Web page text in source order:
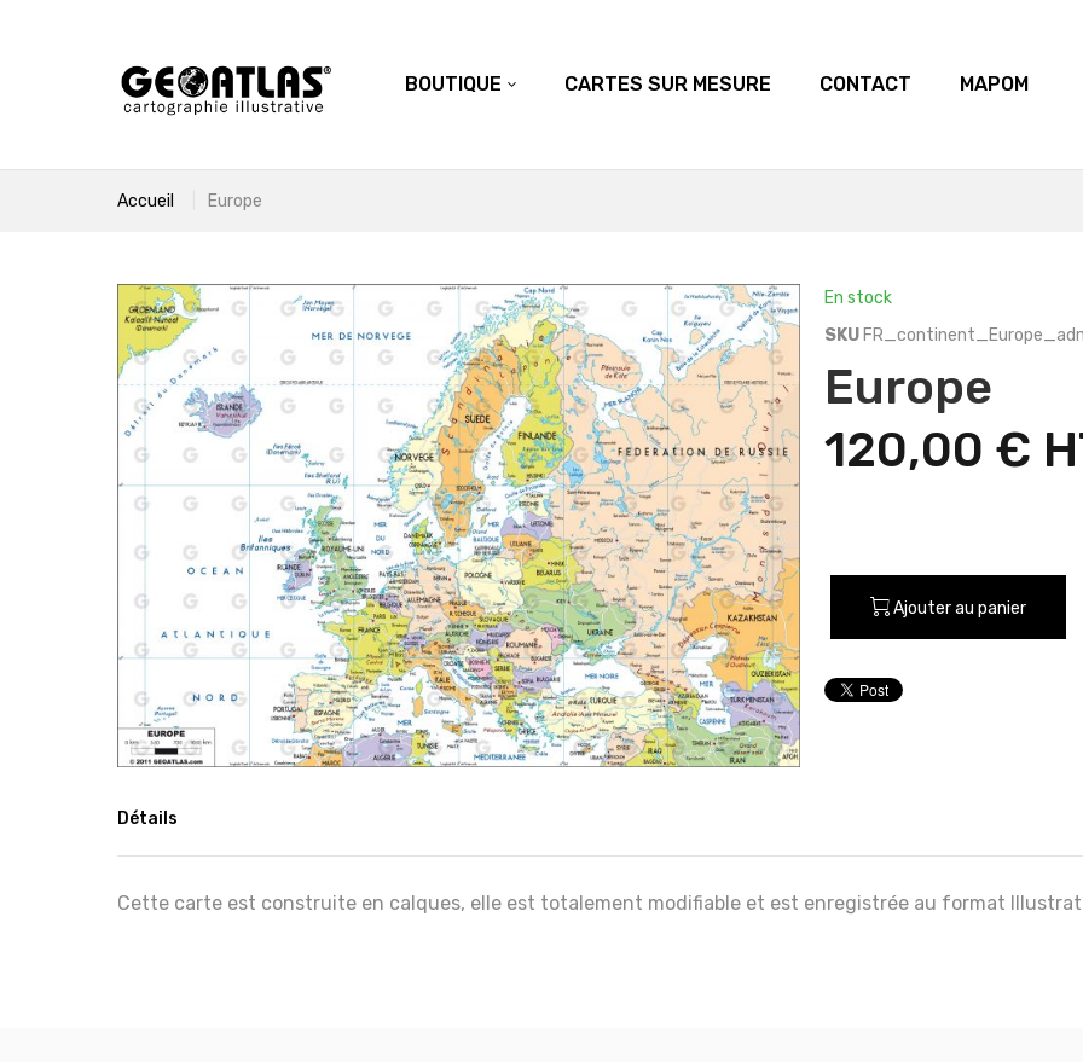
BOUTIQUE CARTES SUR MESURE CONTACT MAPOM
Accueil Europe
En stock
SKU
Europe
120,00 €
Ajouter au panier
Détails
Cette carte est construite en calques, elle est totalement modifiable et est enregistrée au format